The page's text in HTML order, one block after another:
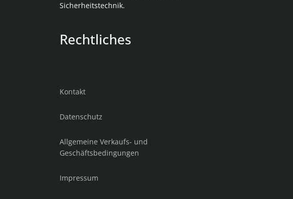
Sicherheitstechnik.
Rechtliches
Kontakt
Datenschutz
Allgemeine Verkaufs- und
Geschäftsbedingungen
Impressum